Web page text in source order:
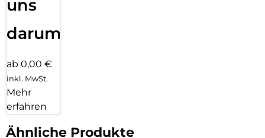
uns
darum!
ab 0,00 €
inkl. MwSt.
Mehr
erfahren
Ähnliche Produkte